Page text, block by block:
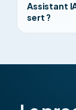
Assistant
sert ?